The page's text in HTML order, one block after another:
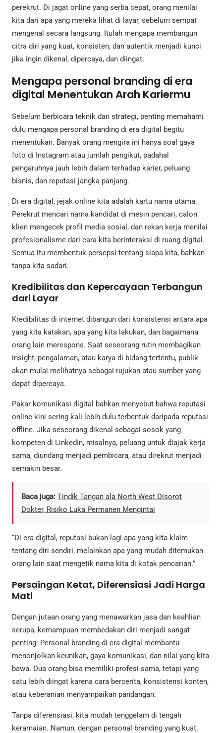
perekrut. Di jagat online yang serba cepat, orang menilai
kita dari apa yang mereka lihat di layar, sebelum sempat
mengenal secara langsung. Itulah mengapa membangun
citra diri yang kuat, konsisten, dan autentik menjadi kunci
jika ingin dikenal, dipercaya, dan diingat.
Mengapa personal branding di era
digital Menentukan Arah Kariermu
Sebelum berbicara teknik dan strategi, penting memahami
dulu mengapa personal branding di era digital begitu
menentukan. Banyak orang mengira ini hanya soal gaya
foto di Instagram atau jumlah pengikut, padahal
pengaruhnya jauh lebih dalam terhadap karier, peluang
bisnis, dan reputasi jangka panjang.
Di era digital, jejak online kita adalah kartu nama utama.
Perekrut mencari nama kandidat di mesin pencari, calon
klien mengecek profil media sosial, dan rekan kerja menilai
profesionalisme dari cara kita berinteraksi di ruang digital.
Semua itu membentuk persepsi tentang siapa kita, bahkan
tanpa kita sadari.
Kredibilitas dan Kepercayaan Terbangun
dari Layar
Kredibilitas di internet dibangun dari konsistensi antara apa
yang kita katakan, apa yang kita lakukan, dan bagaimana
orang lain merespons. Saat seseorang rutin membagikan
insight, pengalaman, atau karya di bidang tertentu, publik
akan mulai melihatnya sebagai rujukan atau sumber yang
dapat dipercaya.
Pakar komunikasi digital bahkan menyebut bahwa reputasi
online kini sering kali lebih dulu terbentuk daripada reputasi
offline. Jika seseorang dikenal sebagai sosok yang
kompeten di LinkedIn, misalnya, peluang untuk diajak kerja
sama, diundang menjadi pembicara, atau direkrut menjadi
semakin besar.
Baca juga: Tindik Tangan ala North West Disorot
Dokter, Risiko Luka Permanen Mengintai
“Di era digital, reputasi bukan lagi apa yang kita klaim
tentang diri sendiri, melainkan apa yang mudah ditemukan
orang lain saat mengetik nama kita di kotak pencarian.”
Persaingan Ketat, Diferensiasi Jadi Harga
Mati
Dengan jutaan orang yang menawarkan jasa dan keahlian
serupa, kemampuan membedakan diri menjadi sangat
penting. Personal branding di era digital membantu
menonjolkan keunikan, gaya komunikasi, dan nilai yang kita
bawa. Dua orang bisa memiliki profesi sama, tetapi yang
satu lebih diingat karena cara bercerita, konsistensi konten,
atau keberanian menyampaikan pandangan.
Tanpa diferensiasi, kita mudah tenggelam di tengah
keramaian. Namun, dengan personal branding yang kuat,